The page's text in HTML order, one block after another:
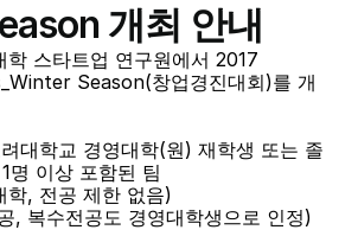
개최 안내
학 스타트업 연구원에서 2017
Season(창업경진대회)를 개
대학교 경영대학(원) 재학생 또는 졸
명 이상 포함된 팀
학, 전공 제한 없음)
, 복수전공도 경영대학생으로 인정)